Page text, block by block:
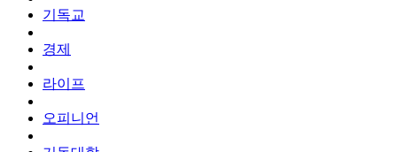
기독교
경제
라이프
오피니언